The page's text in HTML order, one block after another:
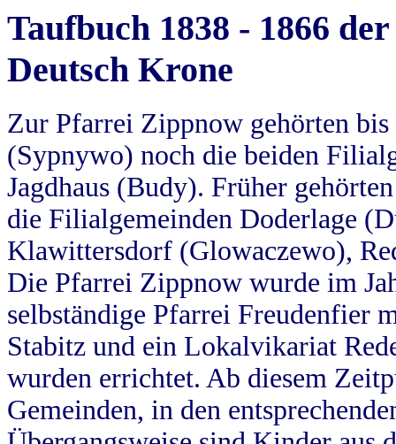
Taufbuch 1838 - 1866
Deutsch Krone
Zur Pfarrei Zippnow gehörten
(Sypnywo) noch die beiden
Jagdhaus (Budy). Früher
die Filialgemeinden Doderlage
Klawittersdorf (Glowaczewo),
Die Pfarrei Zippnow wurde im
selbständige Pfarrei Freudenfier
Stabitz und ein Lokalvikariat
wurden errichtet. Ab diesem
Gemeinden, in den